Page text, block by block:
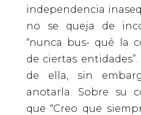
independencia
no se queja de
“nunca bus- qué la
de ciertas
de ella, sin
anotarla. Sobre su
que “Creo que